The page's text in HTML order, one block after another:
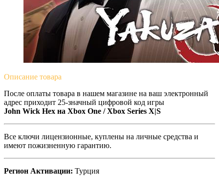
Описание товара
После оплаты товара в нашем магазине на ваш электронный
адрес приходит 25-значный цифровой код игры
John Wick Hex на Xbox One / Xbox Series X|S
Все ключи лицензионные, куплены на личные средства и
имеют пожизненную гарантию.
Регион Активации: Турция